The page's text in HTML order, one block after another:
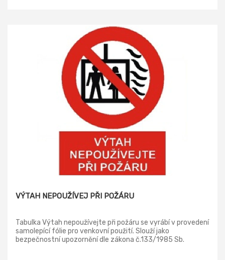
VÝTAH NEPOUŽÍVEJ PŘI POŽÁRU
Tabulka Výtah nepoužívejte při požáru se vyrábí v provedení
samolepící fólie pro venkovní použití. Slouží jako
bezpečnostní upozornění dle zákona č.133/1985 Sb.